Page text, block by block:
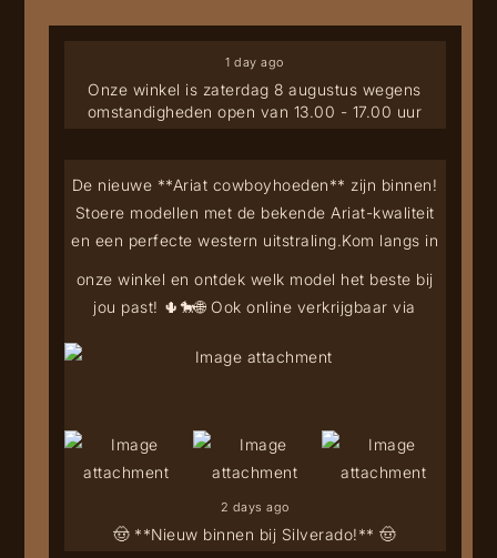
Onze winkel is zaterdag 8 augustus wegens
omstandigheden open van 13.00 - 17.00 uur
1 day ago
🤠 **Nieuw binnen bij Silverado!** 🤠
De nieuwe **Ariat cowboyhoeden** zijn binnen!
Stoere modellen met de bekende Ariat-kwaliteit
en een perfecte western uitstraling.Kom langs in
onze winkel en ontdek welk model het beste bij
jou past! 🌵🐎🌐 Ook online verkrijgbaar via
2 days ago